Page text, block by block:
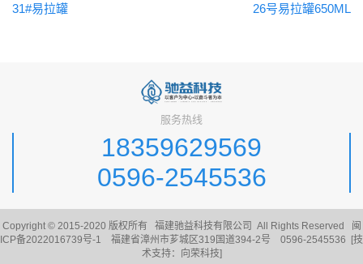
31#易拉罐 26号易拉罐650ML
服务热线
18359629569
0596-2545536
Copyright © 2015-2020 版权所有 福建驰益科技有限公司 All Rights Reserved
闽
ICP备2022016739号-1
福建省漳州市芗城区319国道394-2号 0596-2545536 [技
术支持：
向荣科技]